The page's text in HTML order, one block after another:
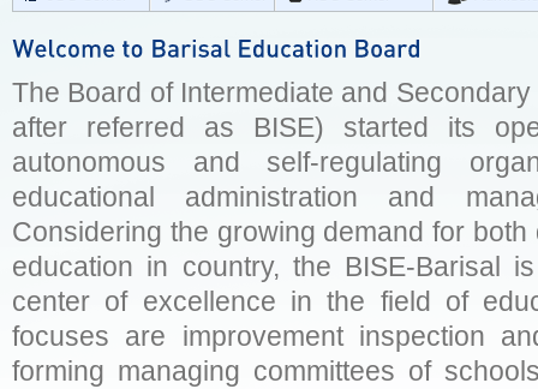
The Board of Intermediate and
after referred as BISE) started its
autonomous and self-regulating
educational administration and
Considering the growing demand for
education in country, the BISE-Barisal
center of excellence in the field of
focuses are improvement inspection
forming managing committees of